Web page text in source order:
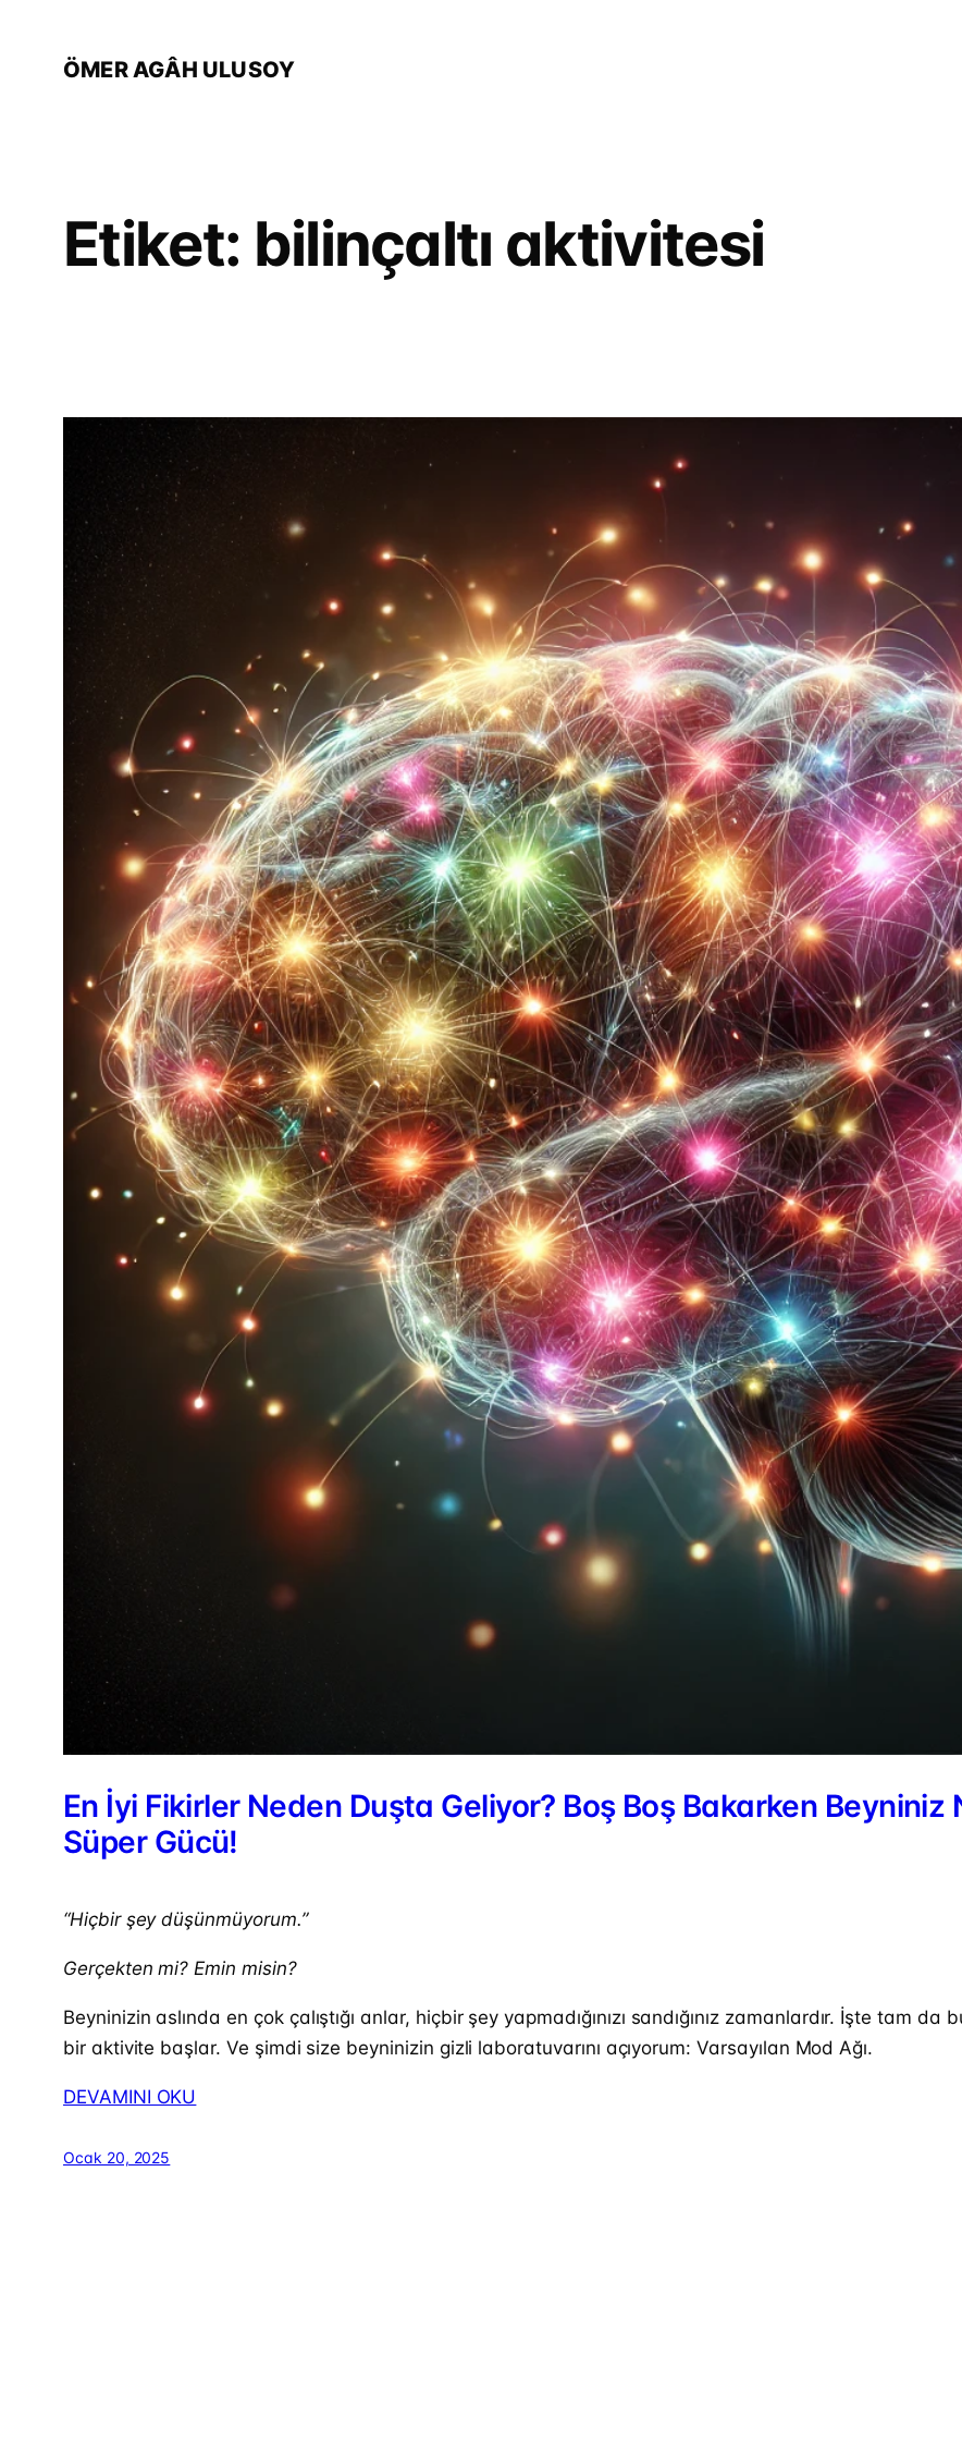
ÖMER AGÂH ULUSOY
Etiket: bilinçaltı aktivitesi
En İyi Fikirler Neden Duşta Geliyor? Boş Boş Bakarken Beyniniz
Süper Gücü!
“Hiçbir şey düşünmüyorum.”
Gerçekten mi? Emin misin?
Beyninizin aslında en çok çalıştığı anlar, hiçbir şey yapmadığınızı sandığınız zamanlardır. İşte tam
bir aktivite başlar. Ve şimdi size beyninizin gizli laboratuvarını açıyorum: Varsayılan Mod Ağı.
DEVAMINI OKU
Ocak 20, 2025